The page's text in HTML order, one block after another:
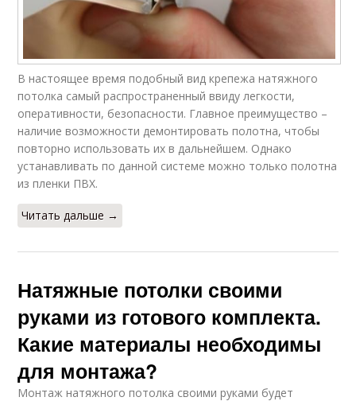
В настоящее время подобный вид крепежа натяжного
потолка самый распространенный ввиду легкости,
оперативности, безопасности. Главное преимущество –
наличие возможности демонтировать полотна, чтобы
повторно использовать их в дальнейшем. Однако
устанавливать по данной системе можно только полотна
из пленки ПВХ.
Читать дальше →
Натяжные потолки своими
руками из готового комплекта.
Какие материалы необходимы
для монтажа?
Монтаж натяжного потолка своими руками будет